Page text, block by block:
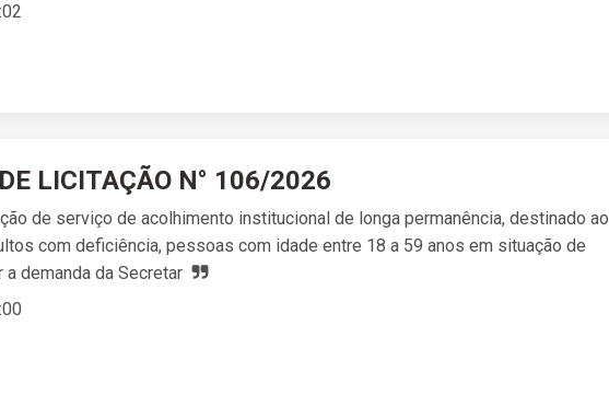
LICITAÇÃO N° 106/2026
de serviço de acolhimento institucional de longa permanência, destinado ao
com deficiência, pessoas com idade entre 18 a 59 anos em situação de
demanda da Secretar